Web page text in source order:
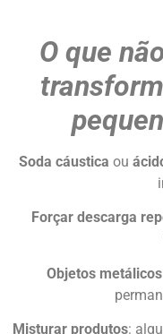
O que
Soda cáustica ou
Forçar descarga
Objetos
Misturar produtos: